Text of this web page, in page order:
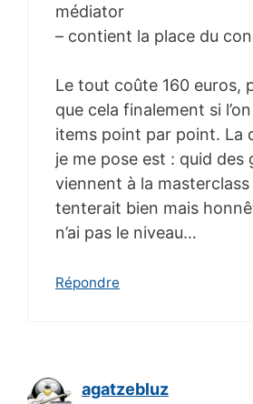
médiator
– contient la place du
Le tout coûte 160 euros,
que cela finalement si
items point par point. La
je me pose est : quid des
viennent à la masterclass
tenterait bien mais
n’ai pas le niveau…
Répondre
agatzebluz